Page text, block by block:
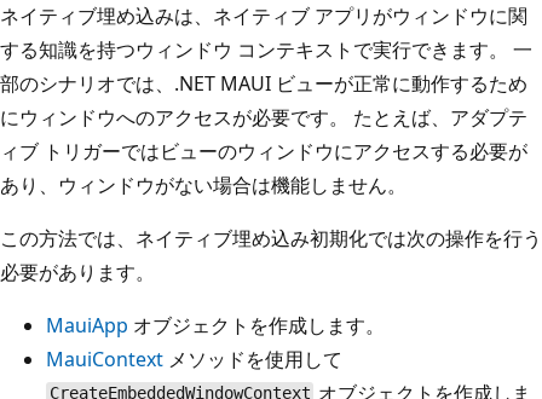
ネイティブ埋め込みは、ネイティブ アプリがウィンドウに関
する知識を持つウィンドウ コンテキストで実行できます。 一
部のシナリオでは、.NET MAUI ビューが正常に動作するため
にウィンドウへのアクセスが必要です。 たとえば、アダプテ
ィブ トリガーではビューのウィンドウにアクセスする必要が
あり、ウィンドウがない場合は機能しません。
この方法では、ネイティブ埋め込み初期化では次の操作を行う
必要があります。
MauiApp オブジェクトを作成します。
MauiContext メソッドを使用して
CreateEmbeddedWindowContext オブジェクトを作成しま